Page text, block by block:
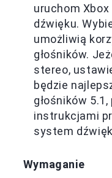
uruchom
dźwięku.
umożliwią
głośników.
stereo,
będzie
głośników
instrukcjami
system
Wymaganie